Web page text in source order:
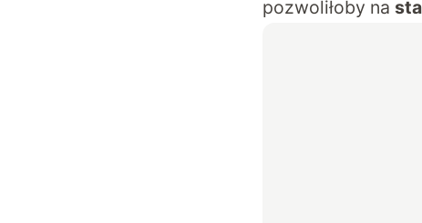
pozwoliłoby na